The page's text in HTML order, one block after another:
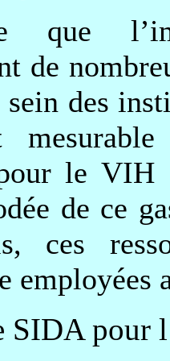
que
de
des
le VIH
de ce
ces
SIDA pour